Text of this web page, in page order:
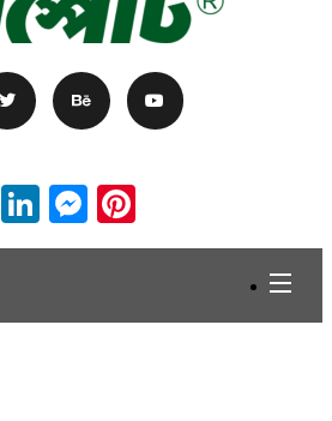
Telegram
LinkedIn
Messenger